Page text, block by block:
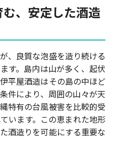
、安定した酒造
、良質な泡盛を造り続ける
す。島内は山が多く、起伏
平屋酒造はその島の中ほど
件により、周囲の山々が天
特有の台風被害を比較的受
います。この恵まれた地形
酒造りを可能にする重要な